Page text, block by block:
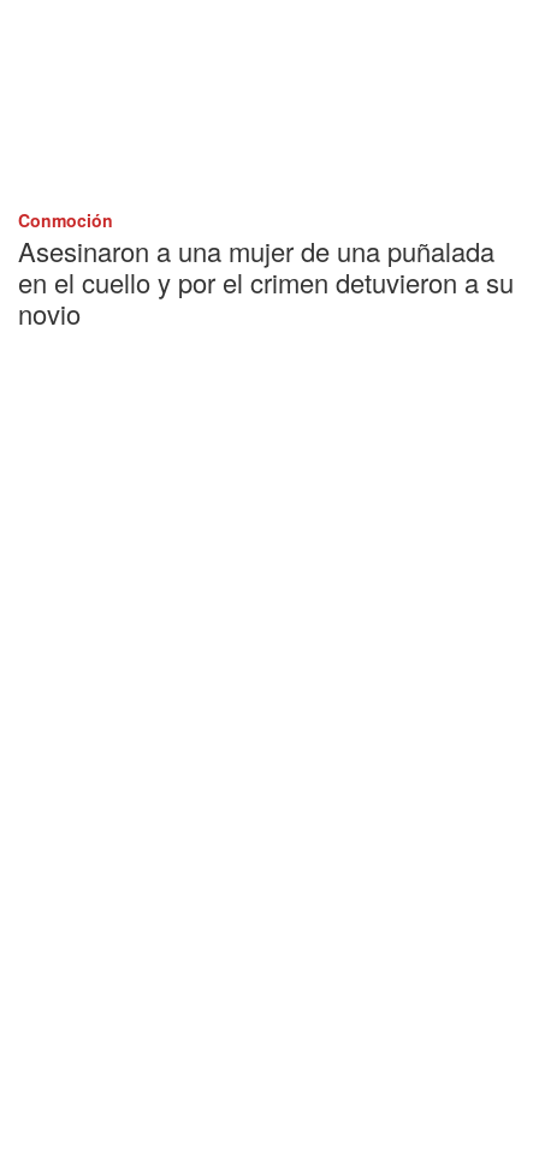
Conmoción
Asesinaron a una mujer de una puñalada
en el cuello y por el crimen detuvieron a su
novio